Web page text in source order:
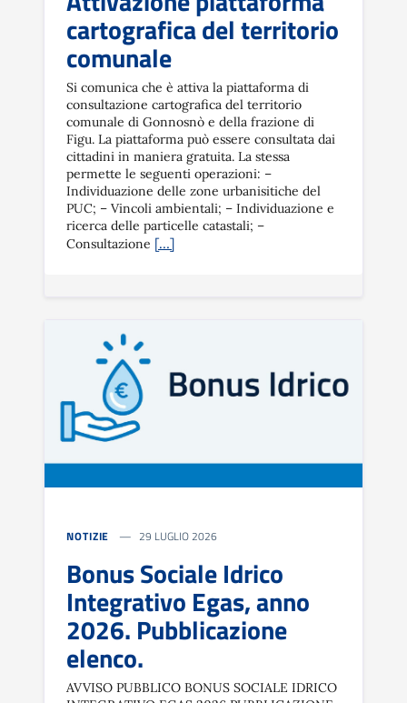
cartografica del territorio
comunale
Si comunica che è attiva la piattaforma di
consultazione cartografica del territorio
comunale di Gonnosnò e della frazione di
Figu. La piattaforma può essere consultata dai
cittadini in maniera gratuita. La stessa
permette le seguenti operazioni: –
Individuazione delle zone urbanisitiche del
PUC; – Vincoli ambientali; – Individuazione e
ricerca delle particelle catastali; –
Consultazione […]
NOTIZIE 29 LUGLIO 2026
Bonus Sociale Idrico
Integrativo Egas, anno
2026. Pubblicazione
elenco.
AVVISO PUBBLICO BONUS SOCIALE IDRICO